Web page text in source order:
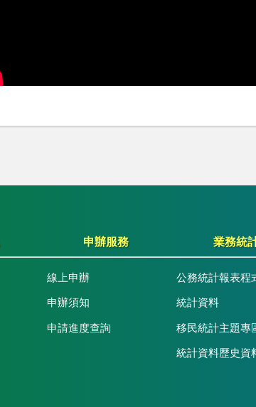
申辦服務
線上申辦
申辦須知
申請進度查詢
業務統
公務統計報表程
統計資料
移民統計主題專
統計資料歷史資